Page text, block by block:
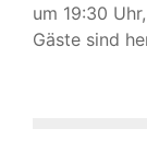
um 19:30
Gäste sind